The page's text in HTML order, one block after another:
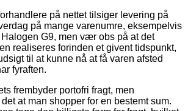
på nettet tilsiger levering på
på mange varenumre, eksempelvis
G9, men vær obs på at det
realiseres forinden et givent tidspunkt,
til at kunne nå at få varen afsted
fyraften.
frembyder portofri fragt, men
at man shopper for en bestemt sum.